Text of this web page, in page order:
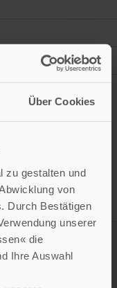
Über Cookies
zu gestalten und
von
Durch Bestätigen
unserer
die
Ihre Auswahl